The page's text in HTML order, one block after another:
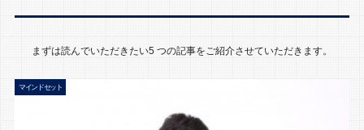
まずは読んでいただきたい5 つの記事をご紹介させていただきます。
マインドセット